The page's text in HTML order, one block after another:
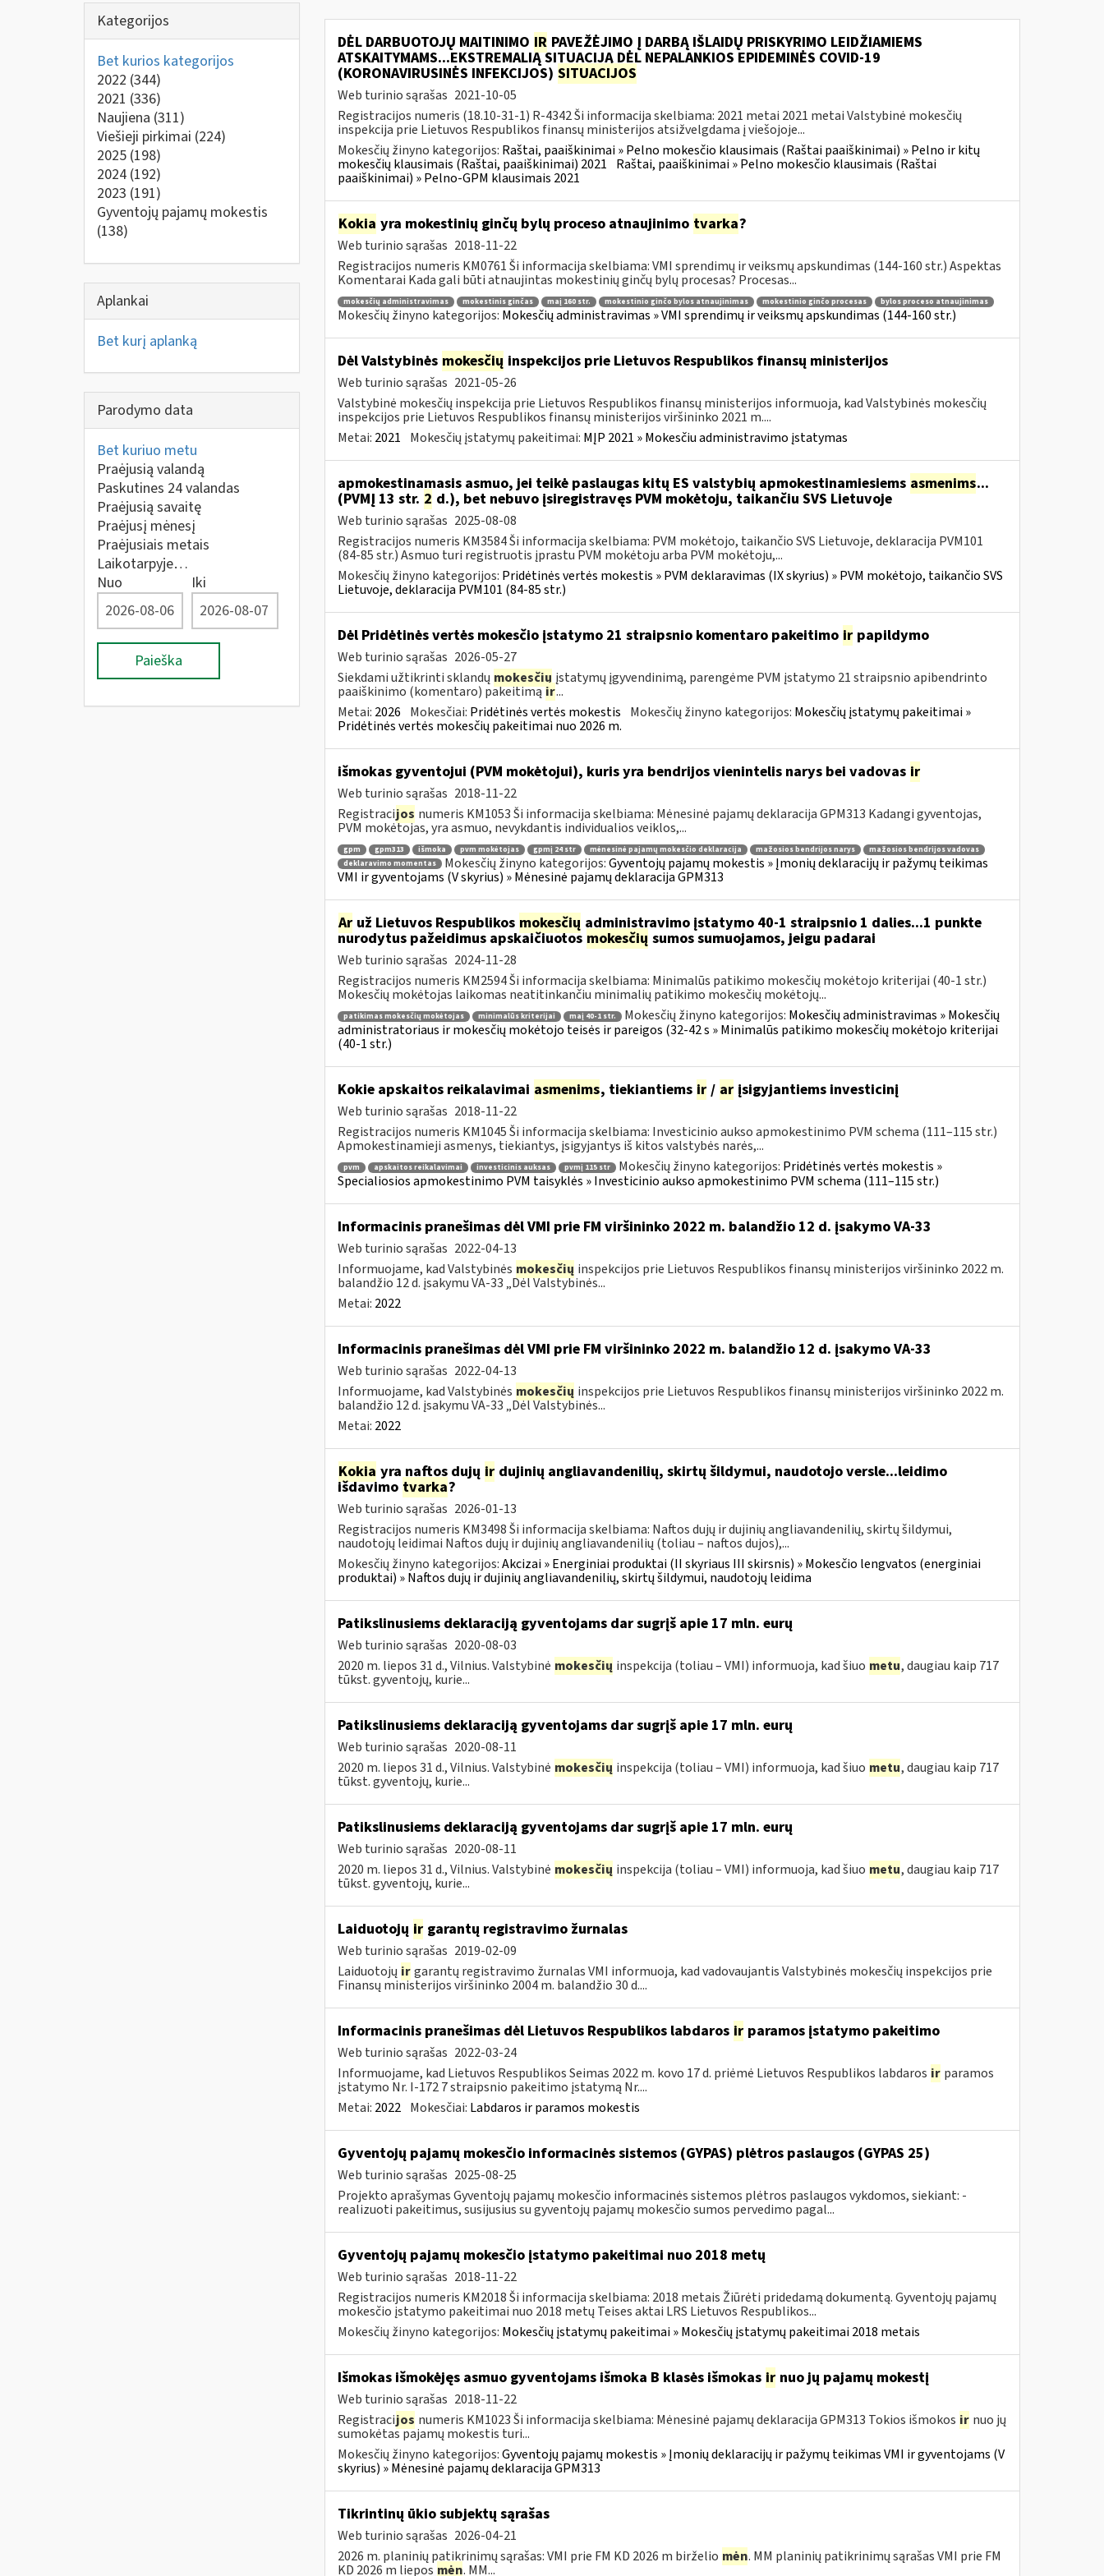
Kategorijos
Bet kurios kategorijos
2022 (344)
2021 (336)
Naujiena (311)
Viešieji pirkimai (224)
2025 (198)
2024 (192)
2023 (191)
Gyventojų pajamų mokestis
(138)
Aplankai
Bet kurį aplanką
Parodymo data
Bet kuriuo metu
Praėjusią valandą
Paskutines 24 valandas
Praėjusią savaitę
Praėjusį mėnesį
Praėjusiais metais
Laikotarpyje…
Nuo
Iki
Paieška
DĖL DARBUOTOJŲ MAITINIMO IR PAVEŽĖJIMO Į DARBĄ IŠLAIDŲ PRISKYRIMO LEIDŽIAMIEMS
ATSKAITYMAMS...EKSTREMALIĄ SITUACIJĄ DĖL NEPALANKIOS EPIDEMINĖS COVID-19
(KORONAVIRUSINĖS INFEKCIJOS) SITUACIJOS
Web turinio sąrašas 2021-10-05
Registracijos numeris (18.10-31-1) R-4342 Ši informacija skelbiama: 2021 metai 2021 metai Valstybinė mokesčių
inspekcija prie Lietuvos Respublikos finansų ministerijos atsižvelgdama į viešojoje...
Mokesčių žinyno kategorijos: Raštai, paaiškinimai » Pelno mokesčio klausimais (Raštai paaiškinimai) » Pelno ir kitų
mokesčių klausimais (Raštai, paaiškinimai) 2021 Raštai, paaiškinimai » Pelno mokesčio klausimais (Raštai
paaiškinimai) » Pelno-GPM klausimais 2021
Kokia yra mokestinių ginčų bylų proceso atnaujinimo tvarka?
Web turinio sąrašas 2018-11-22
Registracijos numeris KM0761 Ši informacija skelbiama: VMI sprendimų ir veiksmų apskundimas (144-160 str.) Aspektas
Komentarai Kada gali būti atnaujintas mokestinių ginčų bylų procesas? Procesas...
mokesčių administravimas mokestinis ginčas maį 160 str. mokestinio ginčo bylos atnaujinimas mokestinio ginčo procesas bylos proceso atnaujinimas
Mokesčių žinyno kategorijos: Mokesčių administravimas » VMI sprendimų ir veiksmų apskundimas (144-160 str.)
Dėl Valstybinės mokesčių inspekcijos prie Lietuvos Respublikos finansų ministerijos
Web turinio sąrašas 2021-05-26
Valstybinė mokesčių inspekcija prie Lietuvos Respublikos finansų ministerijos informuoja, kad Valstybinės mokesčių
inspekcijos prie Lietuvos Respublikos finansų ministerijos viršininko 2021 m....
Metai: 2021 Mokesčių įstatymų pakeitimai: MĮP 2021 » Mokesčiu administravimo įstatymas
apmokestinamasis asmuo, jei teikė paslaugas kitų ES valstybių apmokestinamiesiems asmenims...
(PVMĮ 13 str. 2 d.), bet nebuvo įsiregistravęs PVM mokėtoju, taikančiu SVS Lietuvoje
Web turinio sąrašas 2025-08-08
Registracijos numeris KM3584 Ši informacija skelbiama: PVM mokėtojo, taikančio SVS Lietuvoje, deklaracija PVM101
(84-85 str.) Asmuo turi registruotis įprastu PVM mokėtoju arba PVM mokėtoju,...
Mokesčių žinyno kategorijos: Pridėtinės vertės mokestis » PVM deklaravimas (IX skyrius) » PVM mokėtojo, taikančio SVS
Lietuvoje, deklaracija PVM101 (84-85 str.)
Dėl Pridėtinės vertės mokesčio įstatymo 21 straipsnio komentaro pakeitimo irpapildymo
Web turinio sąrašas 2026-05-27
Siekdami užtikrinti sklandų mokesčių įstatymų įgyvendinimą, parengėme PVM įstatymo 21 straipsnio apibendrinto
paaiškinimo (komentaro) pakeitimąir...
Metai: 2026 Mokesčiai: Pridėtinės vertės mokestis Mokesčių žinyno kategorijos: Mokesčių įstatymų pakeitimai »
Pridėtinės vertės mokesčių pakeitimai nuo 2026 m.
išmokas gyventojui (PVM mokėtojui), kuris yra bendrijos vienintelis narys bei vadovas ir
Web turinio sąrašas 2018-11-22
Registracijos numeris KM1053 Ši informacija skelbiama: Mėnesinė pajamų deklaracija GPM313 Kadangi gyventojas,
PVM mokėtojas, yra asmuo, nevykdantis individualios veiklos,...
gpm gpm313 išmoka pvm mokėtojas gpmį 24 str mėnesinė pajamų mokesčio deklaracija mažosios bendrijos narys
mažosios bendrijos vadovas
deklaravimo momentas
Mokesčių žinyno kategorijos:Gyventojų pajamų mokestis » Įmonių deklaracijų ir pažymų teikimas
VMI ir gyventojams (V skyrius) » Mėnesinė pajamų deklaracija GPM313
Aruž Lietuvos Respublikos mokesčių administravimo įstatymo 40-1 straipsnio 1 dalies...1 punkte
nurodytus pažeidimus apskaičiuotos mokesčių sumos sumuojamos, jeigu padarai
Web turinio sąrašas 2024-11-28
Registracijos numeris KM2594 Ši informacija skelbiama: Minimalūs patikimo mokesčių mokėtojo kriterijai (40-1 str.)
Mokesčių mokėtojas laikomas neatitinkančiu minimalių patikimo mokesčių mokėtojų...
patikimas mokesčių mokėtojas minimalūs kriterijai maį 40-1 str. Mokesčių žinyno kategorijos: Mokesčių administravimas » Mokesčių
administratoriaus ir mokesčių mokėtojo teisės ir pareigos (32-42 s » Minimalūs patikimo mokesčių mokėtojo kriterijai
(40-1 str.)
Kokie apskaitos reikalavimai asmenims, tiekiantiems ir/ arįsigyjantiems investicinį
Web turinio sąrašas 2018-11-22
Registracijos numeris KM1045 Ši informacija skelbiama: Investicinio aukso apmokestinimo PVM schema (111–115 str.)
Apmokestinamieji asmenys, tiekiantys, įsigyjantys iš kitos valstybės narės,...
pvm apskaitos reikalavimai investicinis auksas pvmį 115 str Mokesčių žinyno kategorijos: Pridėtinės vertės mokestis »
Specialiosios apmokestinimo PVM taisyklės » Investicinio aukso apmokestinimo PVM schema (111–115 str.)
Informacinis pranešimas dėl VMI prie FM viršininko 2022 m. balandžio 12 d. įsakymo VA-33
Web turinio sąrašas 2022-04-13
Informuojame, kad Valstybinės mokesčių inspekcijos prie Lietuvos Respublikos finansų ministerijos viršininko 2022 m.
balandžio 12 d. įsakymu VA-33 „Dėl Valstybinės...
Metai: 2022
Informacinis pranešimas dėl VMI prie FM viršininko 2022 m. balandžio 12 d. įsakymo VA-33
Web turinio sąrašas 2022-04-13
Informuojame, kad Valstybinės mokesčių inspekcijos prie Lietuvos Respublikos finansų ministerijos viršininko 2022 m.
balandžio 12 d. įsakymu VA-33 „Dėl Valstybinės...
Metai: 2022
Kokia yra naftos dujų irdujinių angliavandenilių, skirtų šildymui, naudotojo versle...leidimo
išdavimo tvarka?
Web turinio sąrašas 2026-01-13
Registracijos numeris KM3498 Ši informacija skelbiama: Naftos dujų ir dujinių angliavandenilių, skirtų šildymui,
naudotojų leidimai Naftos dujų ir dujinių angliavandenilių (toliau – naftos dujos),...
Mokesčių žinyno kategorijos:Akcizai » Energiniai produktai (II skyriaus III skirsnis) » Mokesčio lengvatos (energiniai
produktai) » Naftos dujų ir dujinių angliavandenilių, skirtų šildymui, naudotojų leidima
Patikslinusiems deklaraciją gyventojams dar sugrįš apie 17 mln. eurų
Web turinio sąrašas 2020-08-03
2020 m. liepos 31 d., Vilnius. Valstybinė mokesčių inspekcija (toliau – VMI) informuoja, kad šiuo metu, daugiau kaip 717
tūkst. gyventojų, kurie...
Patikslinusiems deklaraciją gyventojams dar sugrįš apie 17 mln. eurų
Web turinio sąrašas 2020-08-11
2020 m. liepos 31 d., Vilnius. Valstybinė mokesčių inspekcija (toliau – VMI) informuoja, kad šiuo metu, daugiau kaip 717
tūkst. gyventojų, kurie...
Patikslinusiems deklaraciją gyventojams dar sugrįš apie 17 mln. eurų
Web turinio sąrašas 2020-08-11
2020 m. liepos 31 d., Vilnius. Valstybinė mokesčių inspekcija (toliau – VMI) informuoja, kad šiuo metu, daugiau kaip 717
tūkst. gyventojų, kurie...
Laiduotojų irgarantų registravimo žurnalas
Web turinio sąrašas 2019-02-09
Laiduotojų ir garantų registravimo žurnalas VMI informuoja, kad vadovaujantis Valstybinės mokesčių inspekcijos prie
Finansų ministerijos viršininko 2004 m. balandžio 30 d....
Informacinis pranešimas dėl Lietuvos Respublikos labdaros irparamos įstatymo pakeitimo
Web turinio sąrašas 2022-03-24
Informuojame, kad Lietuvos Respublikos Seimas 2022 m. kovo 17 d. priėmė Lietuvos Respublikos labdaros ir paramos
įstatymo Nr. I-172 7 straipsnio pakeitimo įstatymą Nr....
Metai: 2022 Mokesčiai: Labdaros ir paramos mokestis
Gyventojų pajamų mokesčio informacinės sistemos (GYPAS) plėtros paslaugos (GYPAS 25)
Web turinio sąrašas 2025-08-25
Projekto aprašymas Gyventojų pajamų mokesčio informacinės sistemos plėtros paslaugos vykdomos, siekiant: -
realizuoti pakeitimus, susijusius su gyventojų pajamų mokesčio sumos pervedimo pagal...
Gyventojų pajamų mokesčio įstatymo pakeitimai nuo 2018 metų
Web turinio sąrašas 2018-11-22
Registracijos numeris KM2018 Ši informacija skelbiama: 2018 metais Žiūrėti pridedamą dokumentą. Gyventojų pajamų
mokesčio įstatymo pakeitimai nuo 2018 metų Teises aktai LRS Lietuvos Respublikos...
Mokesčių žinyno kategorijos: Mokesčių įstatymų pakeitimai » Mokesčių įstatymų pakeitimai 2018 metais
Išmokas išmokėjęs asmuo gyventojams išmoka B klasės išmokas irnuo jų pajamų mokestį
Web turinio sąrašas 2018-11-22
Registracijos numeris KM1023 Ši informacija skelbiama: Mėnesinė pajamų deklaracija GPM313 Tokios išmokos ir nuo jų
sumokėtas pajamų mokestis turi...
Mokesčių žinyno kategorijos:Gyventojų pajamų mokestis » Įmonių deklaracijų ir pažymų teikimas VMI ir gyventojams (V
skyrius) » Mėnesinė pajamų deklaracija GPM313
Tikrintinų ūkio subjektų sąrašas
Web turinio sąrašas 2026-04-21
2026 m. planinių patikrinimų sąrašas: VMI prie FM KD 2026 m birželio mėn. MM planinių patikrinimų sąrašas VMI prie FM
KD 2026 m liepos mėn. MM...